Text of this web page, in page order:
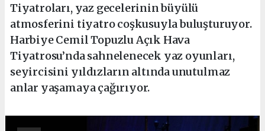
Tiyatroları, yaz gecelerinin büyülü
atmosferini tiyatro coşkusuyla buluşturuyor.
Harbiye Cemil Topuzlu Açık Hava
Tiyatrosu’nda sahnelenecek yaz oyunları,
seyircisini yıldızların altında unutulmaz
anlar yaşamaya çağırıyor.